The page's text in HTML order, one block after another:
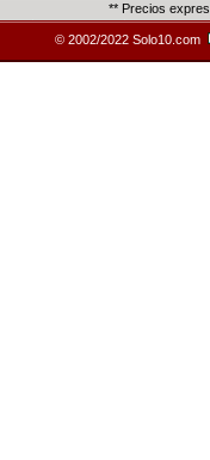
** Precios
© 2002/2022 Solo10.com